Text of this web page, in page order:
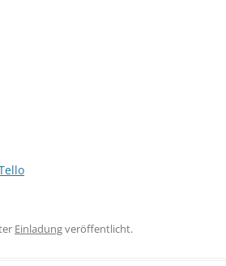
Einladungveröffentlicht.